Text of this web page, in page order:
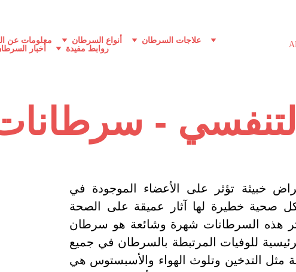
معلومات عن أنواع السرطان
علاجات السرطان
أخبار روابط مفيدة
التنفسي -
خبيثة تؤثر على الأعضاء الموجودة في
صحية خطيرة لها آثار عميقة على الصحة
هذه السرطانات شهرة وشائعة هو سرطان
للوفيات المرتبطة بالسرطان في جميع
مثل التدخين وتلوث الهواء والأسبستوس هي